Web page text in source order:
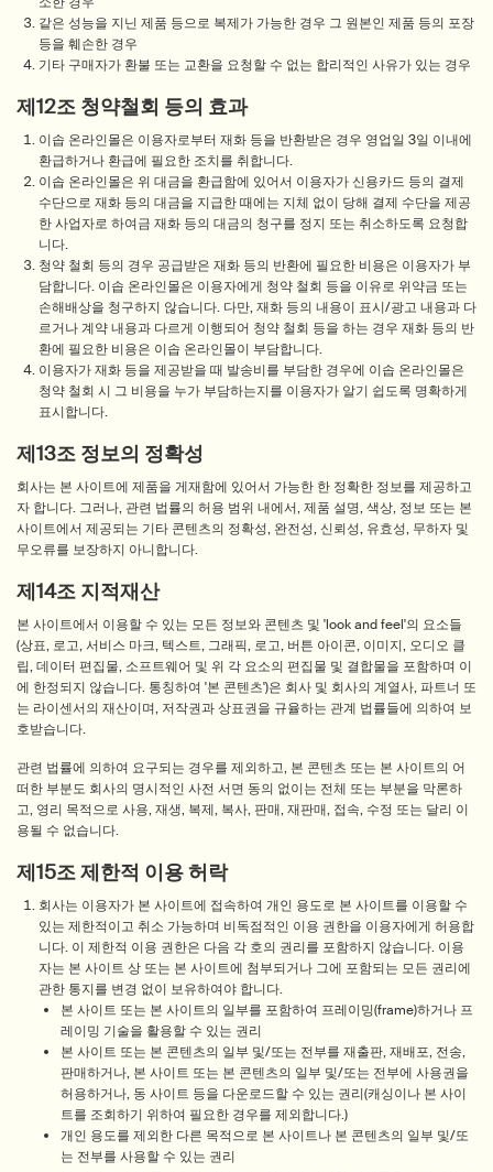
같은 성능을 지닌 제품 등으로 복제가 가능한 경우 그 원본인 제품 등의 포장
등을 훼손한 경우
기타 구매자가 환불 또는 교환을 요청할 수 없는 합리적인 사유가 있는 경우
제12조 청약철회 등의 효과
이솝 온라인몰은 이용자로부터 재화 등을 반환받은 경우 영업일 3일 이내에
환급하거나 환급에 필요한 조치를 취합니다.
이솝 온라인몰은 위 대금을 환급함에 있어서 이용자가 신용카드 등의 결제
수단으로 재화 등의 대금을 지급한 때에는 지체 없이 당해 결제 수단을 제공
한 사업자로 하여금 재화 등의 대금의 청구를 정지 또는 취소하도록 요청합
니다.
청약 철회 등의 경우 공급받은 재화 등의 반환에 필요한 비용은 이용자가 부
담합니다. 이솝 온라인몰은 이용자에게 청약 철회 등을 이유로 위약금 또는
손해배상을 청구하지 않습니다. 다만, 재화 등의 내용이 표시/광고 내용과 다
르거나 계약 내용과 다르게 이행되어 청약 철회 등을 하는 경우 재화 등의 반
환에 필요한 비용은 이솝 온라인몰이 부담합니다.
이용자가 재화 등을 제공받을 때 발송비를 부담한 경우에 이솝 온라인몰은
청약 철회 시 그 비용을 누가 부담하는지를 이용자가 알기 쉽도록 명확하게
표시합니다.
제13조 정보의 정확성
회사는 본 사이트에 제품을 게재함에 있어서 가능한 한 정확한 정보를 제공하고
자 합니다. 그러나, 관련 법률의 허용 범위 내에서, 제품 설명, 색상, 정보 또는 본
사이트에서 제공되는 기타 콘텐츠의 정확성, 완전성, 신뢰성, 유효성, 무하자 및
무오류를 보장하지 아니합니다.
제14조 지적재산
본 사이트에서 이용할 수 있는 모든 정보와 콘텐츠 및 'look and feel'의 요소들
(상표, 로고, 서비스 마크, 텍스트, 그래픽, 로고, 버튼 아이콘, 이미지, 오디오 클
립, 데이터 편집물, 소프트웨어 및 위 각 요소의 편집물 및 결합물을 포함하며 이
에 한정되지 않습니다. 통칭하여 '본 콘텐츠')은 회사 및 회사의 계열사, 파트너 또
는 라이센서의 재산이며, 저작권과 상표권을 규율하는 관계 법률들에 의하여 보
호받습니다.
관련 법률에 의하여 요구되는 경우를 제외하고, 본 콘텐츠 또는 본 사이트의 어
떠한 부분도 회사의 명시적인 사전 서면 동의 없이는 전체 또는 부분을 막론하
고, 영리 목적으로 사용, 재생, 복제, 복사, 판매, 재판매, 접속, 수정 또는 달리 이
용될 수 없습니다.
제15조 제한적 이용 허락
회사는 이용자가 본 사이트에 접속하여 개인 용도로 본 사이트를 이용할 수
있는 제한적이고 취소 가능하며 비독점적인 이용 권한을 이용자에게 허용합
니다. 이 제한적 이용 권한은 다음 각 호의 권리를 포함하지 않습니다. 이용
자는 본 사이트 상 또는 본 사이트에 첨부되거나 그에 포함되는 모든 권리에
관한 통지를 변경 없이 보유하여야 합니다.
본 사이트 또는 본 사이트의 일부를 포함하여 프레이밍(frame)하거나 프
레이밍 기술을 활용할 수 있는 권리
본 사이트 또는 본 콘텐츠의 일부 및/또는 전부를 재출판, 재배포, 전송,
판매하거나, 본 사이트 또는 본 콘텐츠의 일부 및/또는 전부에 사용권을
허용하거나, 동 사이트 등을 다운로드할 수 있는 권리(캐싱이나 본 사이
트를 조회하기 위하여 필요한 경우를 제외합니다.)
개인 용도를 제외한 다른 목적으로 본 사이트나 본 콘텐츠의 일부 및/또
는 전부를 사용할 수 있는 권리